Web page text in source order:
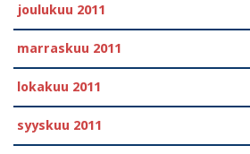
joulukuu 2011
marraskuu 2011
lokakuu 2011
syyskuu 2011